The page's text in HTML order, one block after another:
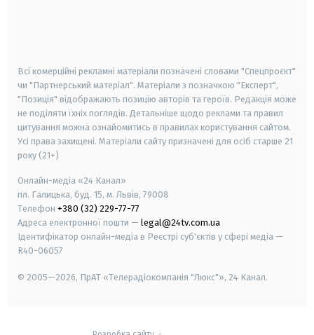
Всі комерційні рекламні матеріали позначені словами "Спецпроєкт"
чи "Партнерський матеріал". Матеріали з позначкою "Експерт",
"Позиція" відображають позицію авторів та героїв. Редакція може
не поділяти їхніх поглядів. Детальніше щодо реклами та правил
цитування можна ознайомитись в правилах користування сайтом.
Усі права захищені. Матеріали сайту призначені для осіб старше 21
року (21+)
Онлайн-медіа «24 Канал»
пл. Галицька, буд. 15, м. Львів, 79008
Телефон +380 (32) 229-77-77
Адреса електронної пошти — legal@24tv.com.ua
Ідентифікатор онлайн-медіа в Реєстрі суб'єктів у сфері медіа —
R40-06057
© 2005—2026, ПрАТ «Телерадіокомпанія "Люкс"», 24 Канал.